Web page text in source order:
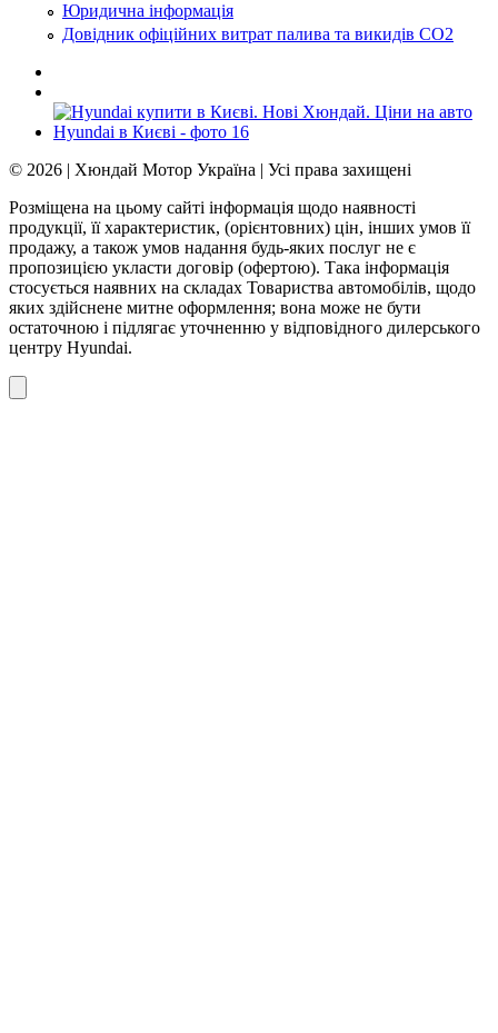
Юридична інформація
Довідник офіційних витрат палива та викидів СО2
© 2026 | Хюндай Мотор Україна | Усі права захищені
Розміщена на цьому сайті інформація щодо наявності
продукції, її характеристик, (орієнтовних) цін, інших умов її
продажу, а також умов надання будь-яких послуг не є
пропозицією укласти договір (офертою). Така інформація
стосується наявних на складах Товариства автомобілів, щодо
яких здійснене митне оформлення; вона може не бути
остаточною і підлягає уточненню у відповідного дилерського
центру Hyundai.